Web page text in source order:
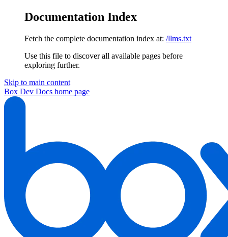
Documentation Index
Fetch the complete documentation index at: /llms.txt
Use this file to discover all available pages before
exploring further.
Skip to main content
Box Dev Docs home page